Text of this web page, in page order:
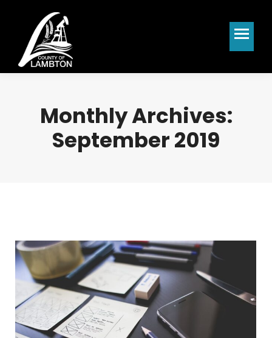
Monthly Archives:
September 2019